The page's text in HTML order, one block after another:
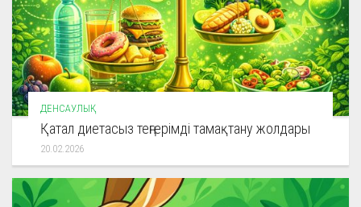
ДЕНСАУЛЫҚ
Қатал диетасыз теңгерімді тамақтану жолдары
20.02.2026